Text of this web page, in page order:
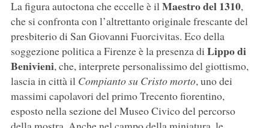
La figura autoctona che eccelle è il Maestro del 1310,
che si confronta con l’altrettanto originale frescante del
presbiterio di San Giovanni Fuorcivitas. Eco della
soggezione politica a Firenze è la presenza di Lippo di
Benivieni, che, interprete personalissimo del giottismo,
lascia in città il Compianto su Cristo morto, uno dei
massimi capolavori del primo Trecento fiorentino,
esposto nella sezione del Museo Civico del percorso